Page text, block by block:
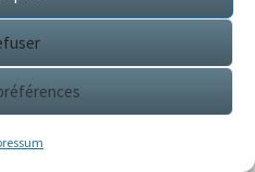
rencontré l’enseignement
laissé le statut d’employé
d’entrepreneur.